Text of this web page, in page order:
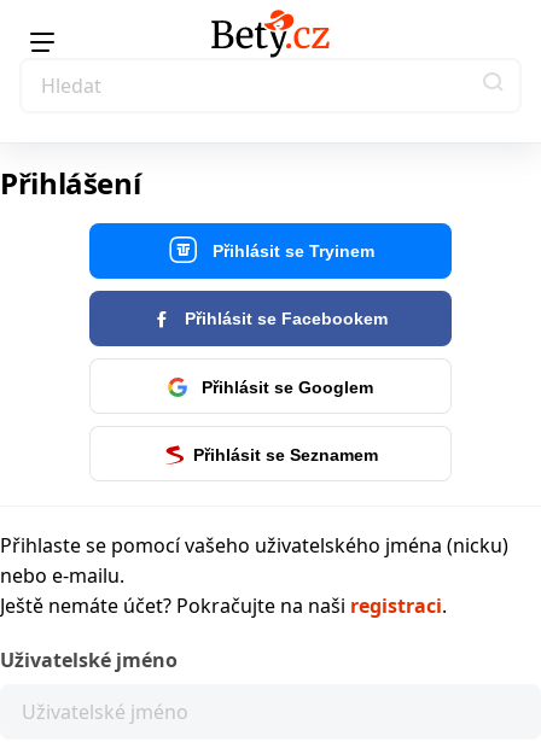
Přihlášení
Přihlásit se Tryinem
Přihlásit se Facebookem
Přihlásit se Googlem
Přihlásit se Seznamem
Přihlaste se pomocí vašeho uživatelského jména (nicku)
nebo e-mailu.
Ještě nemáte účet? Pokračujte na naši registraci.
Uživatelské jméno